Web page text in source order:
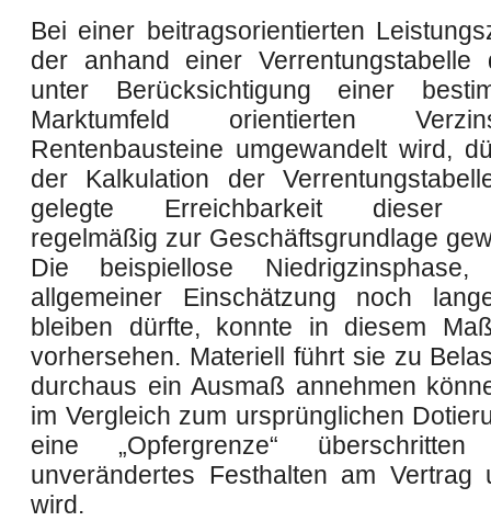
Bei einer beitragsorientierten
der anhand einer Verrentungstabelle
unter Berücksichtigung einer
Marktumfeld orientierten
Rentenbausteine umgewandelt wird,
der Kalkulation der
gelegte Erreichbarkeit dieser
regelmäßig zur Geschäftsgrundlage
Die beispiellose
allgemeiner Einschätzung noch
bleiben dürfte, konnte in diesem
vorhersehen. Materiell führt sie zu
durchaus ein Ausmaß annehmen
im Vergleich zum ursprünglichen
eine „Opfergrenze“
unverändertes Festhalten am Vertrag
wird.